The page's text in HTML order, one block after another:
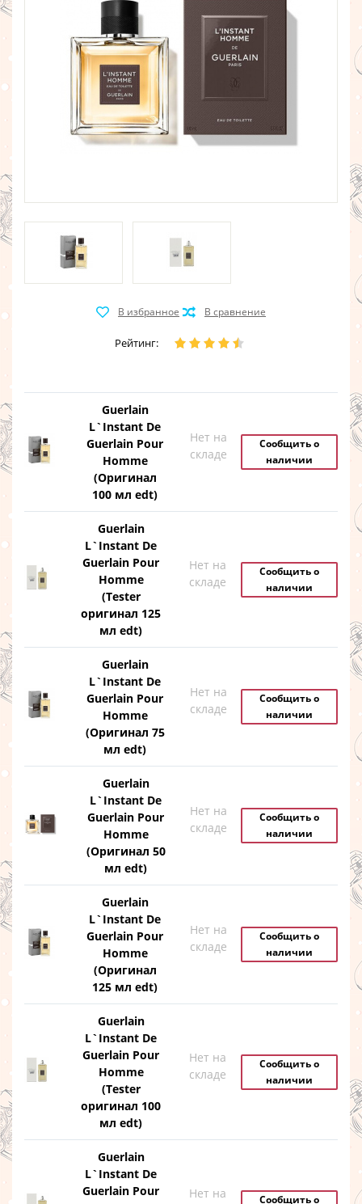
Рейтинг:
Guerlain
L`Instant De
Guerlain Pour
Homme
(Оригинал
100 мл edt)
Нет на
складе
Сообщить о
наличии
Guerlain
L`Instant De
Guerlain Pour
Homme
(Tester
оригинал 125
мл edt)
Нет на
складе
Сообщить о
наличии
Guerlain
L`Instant De
Guerlain Pour
Homme
(Оригинал 75
мл edt)
Нет на
складе
Сообщить о
наличии
Guerlain
L`Instant De
Guerlain Pour
Homme
(Оригинал 50
мл edt)
Нет на
складе
Сообщить о
наличии
Guerlain
L`Instant De
Guerlain Pour
Homme
(Оригинал
125 мл edt)
Нет на
складе
Сообщить о
наличии
Guerlain
L`Instant De
Guerlain Pour
Homme
(Tester
оригинал 100
мл edt)
Нет на
складе
Сообщить о
наличии
Guerlain
L`Instant De
Guerlain Pour
Нет на
Сообщить о